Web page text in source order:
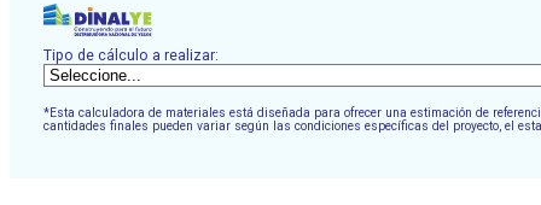
Tipo de cálculo a realizar:
*Esta calculadora de materiales está diseñada para ofrecer una estimación de
cantidades finales pueden variar según las condiciones específicas del proyecto, el